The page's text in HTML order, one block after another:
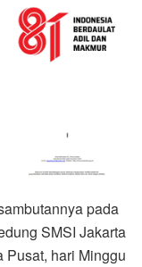
pada
SMSI Jakarta
Pusat, hari Minggu